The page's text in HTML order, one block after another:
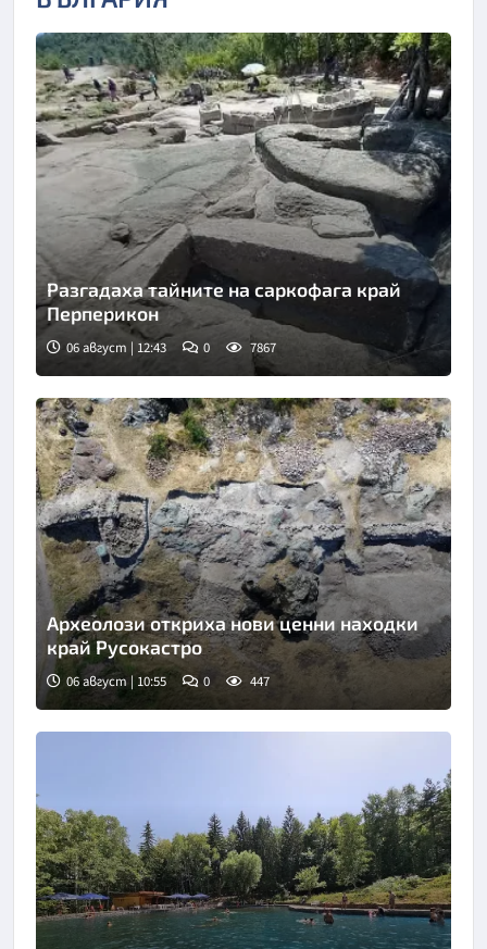
Снимка: Bulgaria ON AIR
Разгадаха тайните на саркофага край
Перперикон
06 август | 12:43 0 7867
Археолози откриха нови ценни находки
край Русокастро
06 август | 10:55 0 447